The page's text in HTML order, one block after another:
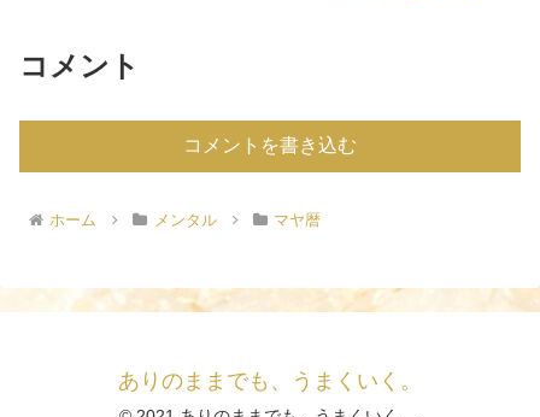
コメント
コメントを書き込む
ホーム メンタル マヤ暦
ありのままでも、うまくいく。